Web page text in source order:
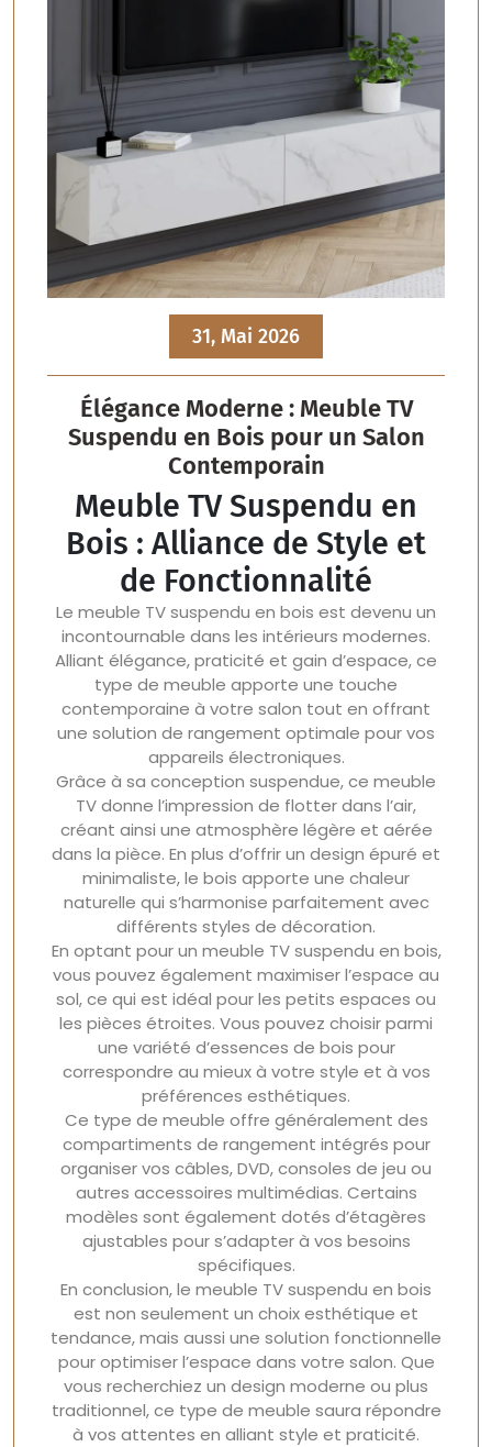
31, Mai 2026
Élégance Moderne : Meuble TV
Suspendu en Bois pour un Salon
Contemporain
Meuble TV Suspendu en
Bois : Alliance de Style et
de Fonctionnalité
Le meuble TV suspendu en bois est devenu un
incontournable dans les intérieurs modernes.
Alliant élégance, praticité et gain d’espace, ce
type de meuble apporte une touche
contemporaine à votre salon tout en offrant
une solution de rangement optimale pour vos
appareils électroniques.
Grâce à sa conception suspendue, ce meuble
TV donne l’impression de flotter dans l’air,
créant ainsi une atmosphère légère et aérée
dans la pièce. En plus d’offrir un design épuré et
minimaliste, le bois apporte une chaleur
naturelle qui s’harmonise parfaitement avec
différents styles de décoration.
En optant pour un meuble TV suspendu en bois,
vous pouvez également maximiser l’espace au
sol, ce qui est idéal pour les petits espaces ou
les pièces étroites. Vous pouvez choisir parmi
une variété d’essences de bois pour
correspondre au mieux à votre style et à vos
préférences esthétiques.
Ce type de meuble offre généralement des
compartiments de rangement intégrés pour
organiser vos câbles, DVD, consoles de jeu ou
autres accessoires multimédias. Certains
modèles sont également dotés d’étagères
ajustables pour s’adapter à vos besoins
spécifiques.
En conclusion, le meuble TV suspendu en bois
est non seulement un choix esthétique et
tendance, mais aussi une solution fonctionnelle
pour optimiser l’espace dans votre salon. Que
vous recherchiez un design moderne ou plus
traditionnel, ce type de meuble saura répondre
à vos attentes en alliant style et praticité.